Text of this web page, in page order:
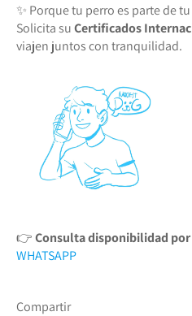
✨ Porque tu perro es parte de
Solicita suCertificados
viajen juntos con tranquilidad.
👉Consulta disponibilidad por
WHATSAPP
Compartir